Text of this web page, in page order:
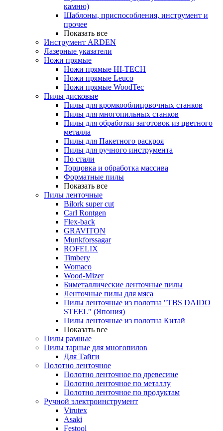
камню)
Шаблоны, приспособления, инструмент и
прочее
Показать все
Инструмент ARDEN
Лазерные указатели
Ножи прямые
Ножи прямые HI-TECH
Ножи прямые Leuco
Ножи прямые WoodTec
Пилы дисковые
Пилы для кромкооблицовочных станков
Пилы для многопильных станков
Пилы для обработки заготовок из цветного
металла
Пилы для Пакетного раскроя
Пилы для ручного инструмента
По стали
Торцовка и обработка массива
Форматные пилы
Показать все
Пилы ленточные
Bilork super cut
Carl Rontgen
Flex-back
GRAVITON
Munkforssagar
ROFELIX
Timbery
Womaco
Wood-Mizer
Биметаллические ленточные пилы
Ленточные пилы для мяса
Пилы ленточные из полотна "TBS DAIDO
STEEL" (Япония)
Пилы ленточные из полотна Китай
Показать все
Пилы рамные
Пилы тарные для многопилов
Для Тайги
Полотно ленточное
Полотно ленточное по древесине
Полотно ленточное по металлу
Полотно ленточное по продуктам
Ручной электроинструмент
Virutex
Asaki
Festool